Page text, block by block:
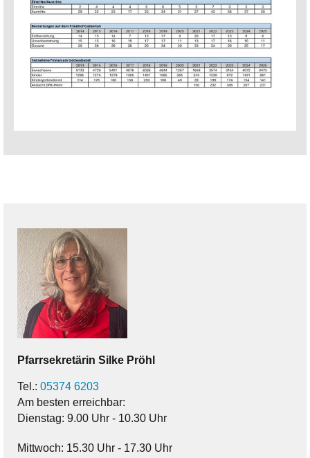
Pfarrsekretärin Silke Pröhl
Tel.: 05374 6203
Am besten erreichbar:
Dienstag: 9.00 Uhr - 10.30 Uhr
Mittwoch: 15.30 Uhr - 17.30 Uhr